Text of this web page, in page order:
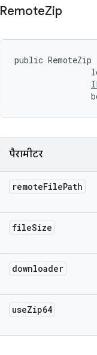
RemoteZip
public
पैरामीटर
remoteFilePath
fileSize
downloader
useZip64